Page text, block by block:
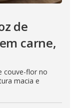
de
carne,
couve-flor no
macia e